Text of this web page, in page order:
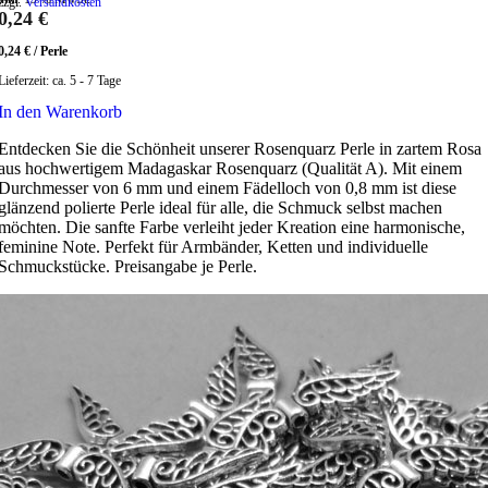
€
€ /Perle
ca. 5 - 7 Tage
den Warenkorb
Sie die Schönheit unserer Rosenquarz Perle in zartem Rosa
hochwertigem Madagaskar Rosenquarz (Qualität A). Mit einem
von 6 mm und einem Fädelloch von 0,8 mm ist diese
polierte Perle ideal für alle, die Schmuck selbst machen
Die sanfte Farbe verleiht jeder Kreation eine harmonische,
Note. Perfekt für Armbänder, Ketten und individuelle
Preisangabe je Perle.